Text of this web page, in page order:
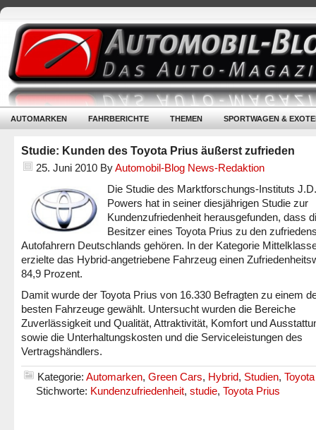
AUTOMARKEN FAHRBERICHTE THEMEN SPORTWAGEN &
Studie: Kunden des Toyota Prius äußerst zufrieden
25. Juni 2010 ByAutomobil-Blog News-Redaktion
Die Studie des Marktforschungs-Instituts J.D.
Powers hat in seiner diesjährigen Studie zur
Kundenzufriedenheit herausgefunden, dass
Besitzer eines Toyota Prius zu den
Autofahrern Deutschlands gehören. In der Kategorie
erzielte das Hybrid-angetriebene Fahrzeug einen
84,9 Prozent.
Damit wurde der Toyota Prius von 16.330 Befragten zu einem
besten Fahrzeuge gewählt. Untersucht wurden die Bereiche
Zuverlässigkeit und Qualität, Attraktivität, Komfort und
sowie die Unterhaltungskosten und die Serviceleistungen des
Vertragshändlers.
Kategorie: Automarken, Green Cars, Hybrid, Studien, Toyota
Stichworte: Kundenzufriedenheit, studie, Toyota Prius